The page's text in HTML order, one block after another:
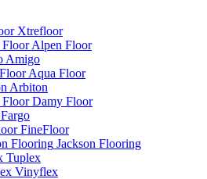
Xtrefloor
Alpen Floor
Amigo
Aqua Floor
Arbiton
Damy Floor
Fargo
FineFloor
Jackson Flooring
Tuplex
Vinyflex